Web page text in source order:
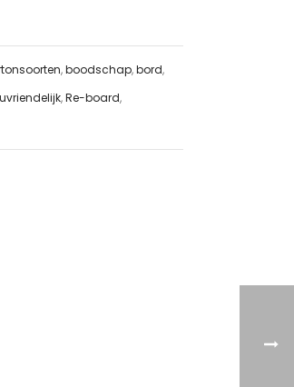
,boodschap,bord,
,Re-board,